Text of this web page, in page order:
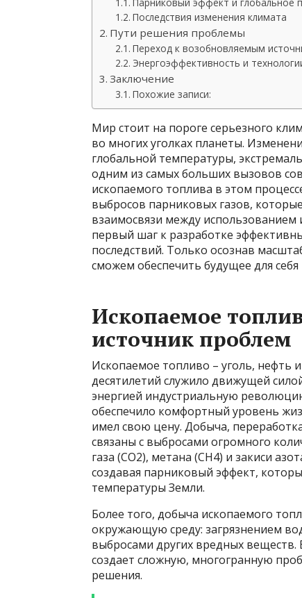
Последствия изменения климата
Пути решения проблемы
Переход к возобновляемым
Энергоэффективность и
Заключение
Похожие записи:
Мир стоит на пороге серьезного
во многих уголках планеты.
глобальной температуры,
одним из самых больших вызовов
ископаемого топлива в этом
выбросов парниковых газов,
взаимосвязи между
первый шаг к разработке
последствий. Только осознав
сможем обеспечить будущее для
Ископаемое
источник проблем
Ископаемое топливо – уголь, нефть
десятилетий служило движущей
энергией индустриальную
обеспечило комфортный уровень
имел свою цену. Добыча,
связаны с выбросами огромного
газа (CO2), метана (CH4) и закиси
создавая парниковый эффект,
температуры Земли.
Более того, добыча ископаемого
окружающую среду: загрязнением
выбросами других вредных
создает сложную, многогранную
решения.